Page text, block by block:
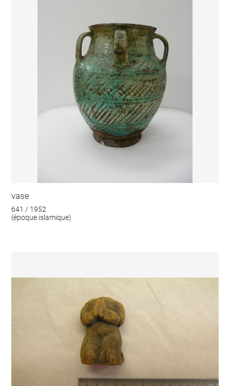
vase
641 / 1952
(époque islamique)